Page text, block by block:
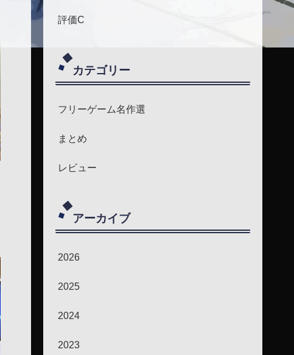
評価C
カテゴリー
フリーゲーム名作選
まとめ
レビュー
アーカイブ
2026
2025
2024
2023